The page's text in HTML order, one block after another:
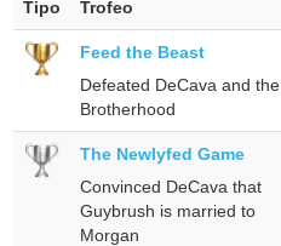
Tipo Trofeo
Feed the Beast
Defeated DeCava and the
Brotherhood
The Newlyfed Game
Convinced DeCava that
Guybrush is married to
Morgan